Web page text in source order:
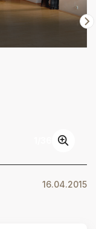
16.04.2015